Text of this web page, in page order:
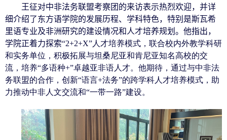
王征对中非法务联盟考察团的来访表示热烈欢迎，并详
细介绍了东方语学院的发展历程、学科特色，特别是斯瓦希
里语专业及非洲研究的建设情况和人才培养规划。他指出，
学院正着力探索“2+2+X”人才培养模式，联合校内外教学科研
和实务单位，积极拓展与坦桑尼亚和肯尼亚知名高校的交
流，培养“多语种+”卓越亚非语人才。他期待，通过与中非法
务联盟的合作，创新“语言+法务”的跨学科人才培养模式，助
力推动中非人文交流和“一带一路”建设。